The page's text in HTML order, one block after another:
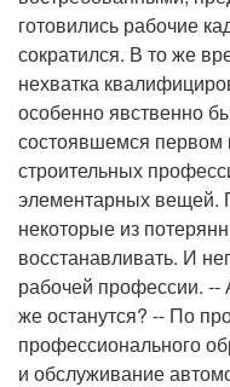
готовились рабочие
сократился. В то же
нехватка
особенно явственно
состоявшемся первом
строительных
элементарных вещей.
некоторые из
восстанавливать. И
рабочей профессии.
же останутся? -- По
профессионального
и обслуживание